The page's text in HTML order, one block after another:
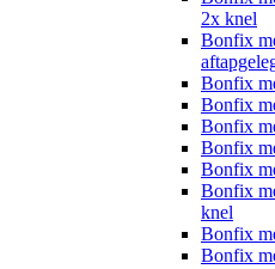
2x knel
Bonfix
Bonfix
Bonfix
Bonfix
Bonfix
Bonfix
Bonfix
knel
Bonfix
Bonfix